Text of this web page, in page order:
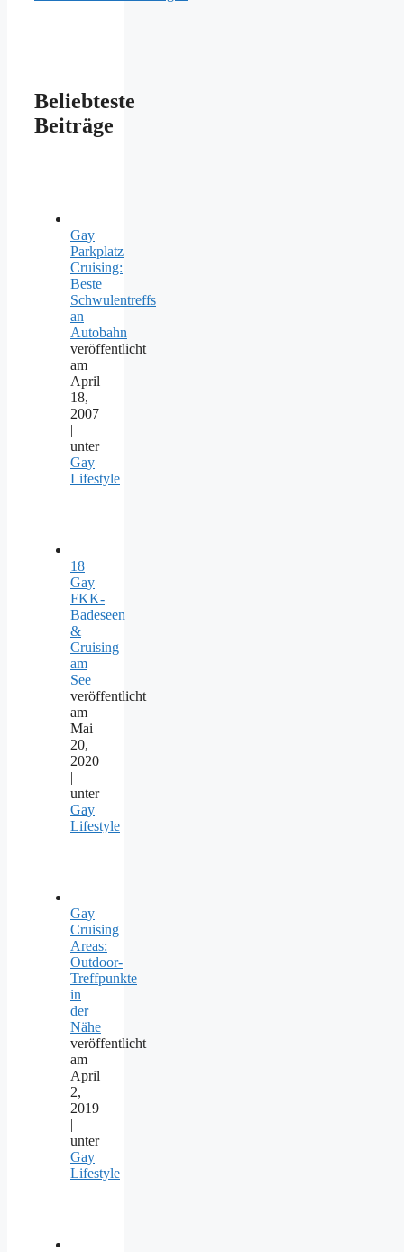
Beliebteste
Beiträge
Gay
Parkplatz
Cruising:
Beste
Schwulentreffs
an
Autobahn
veröffentlicht
am
April
18,
2007
|
unter
Gay
Lifestyle
18
Gay
FKK-
Badeseen
&
Cruising
am
See
veröffentlicht
am
Mai
20,
2020
|
unter
Gay
Lifestyle
Gay
Cruising
Areas:
Outdoor-
Treffpunkte
in
der
Nähe
veröffentlicht
am
April
2,
2019
|
unter
Gay
Lifestyle